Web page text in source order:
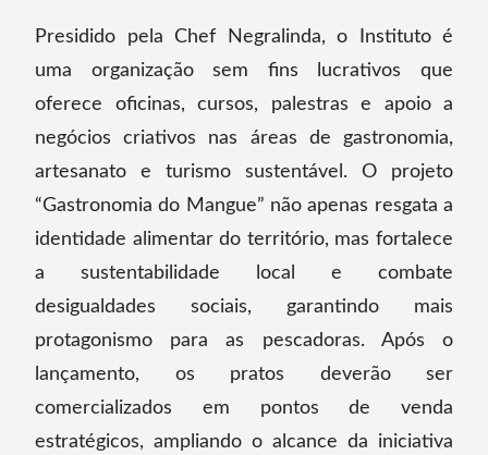
Presidido pela Chef Negralinda, o Instituto é
uma organização sem fins lucrativos que
oferece oficinas, cursos, palestras e apoio a
negócios criativos nas áreas de gastronomia,
artesanato e turismo sustentável. O projeto
“Gastronomia do Mangue” não apenas resgata a
identidade alimentar do território, mas fortalece
a sustentabilidade local e combate
desigualdades sociais, garantindo mais
protagonismo para as pescadoras. Após o
lançamento, os pratos deverão ser
comercializados em pontos de venda
estratégicos, ampliando o alcance da iniciativa